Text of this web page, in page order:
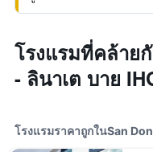
โรงแรมที่คล้าย
- ลินาเต บาย
โรงแรมราคาถูกในSan